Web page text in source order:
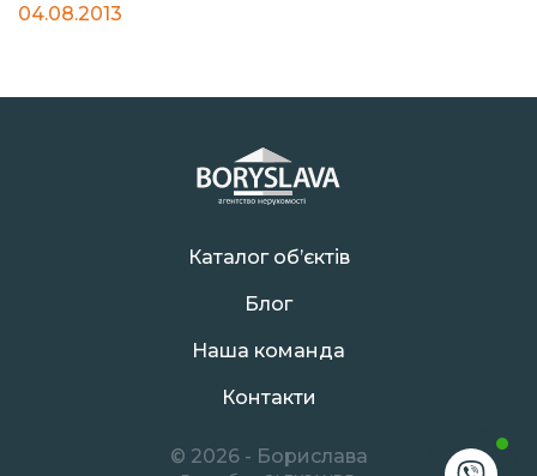
04.08.2013
Каталог об’єктів
Блог
Наша команда
Контакти
© 2026 - Борислава